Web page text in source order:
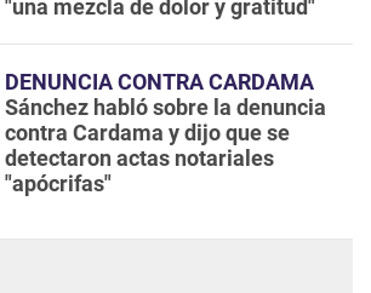
"una mezcla de dolor y gratitud"
DENUNCIA CONTRA CARDAMA
Sánchez habló sobre la denuncia
contra Cardama y dijo que se
detectaron actas notariales
"apócrifas"